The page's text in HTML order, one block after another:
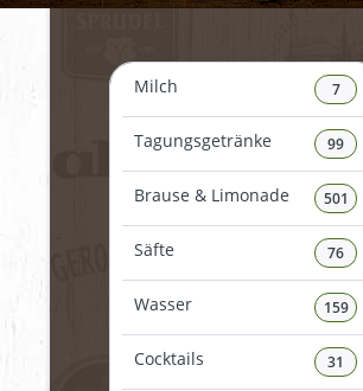
Milch 7
Tagungsgetränke 99
Brause & Limonade 501
Säfte 76
Wasser 159
Cocktails 31